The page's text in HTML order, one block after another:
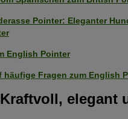
5
(4
5
bleiben)
(1
5
Pointer: Eleganter
English Pointer
häufige Fragen zum English
elegant